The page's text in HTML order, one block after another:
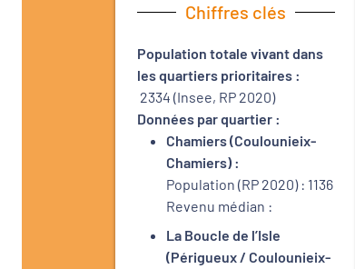
Chiffres clés
Population totale vivant dans
les quartiers prioritaires :
2334 (Insee, RP 2020)
Données par quartier :
Chamiers (Coulounieix-
Chamiers) :
Population (RP 2020) : 1136
Revenu médian :
La Boucle de l’Isle
(Périgueux / Coulounieix-